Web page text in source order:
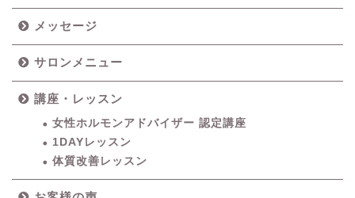
メッセージ
サロンメニュー
講座・レッスン
女性ホルモンアドバイザー 認定講座
1DAYレッスン
体質改善レッスン